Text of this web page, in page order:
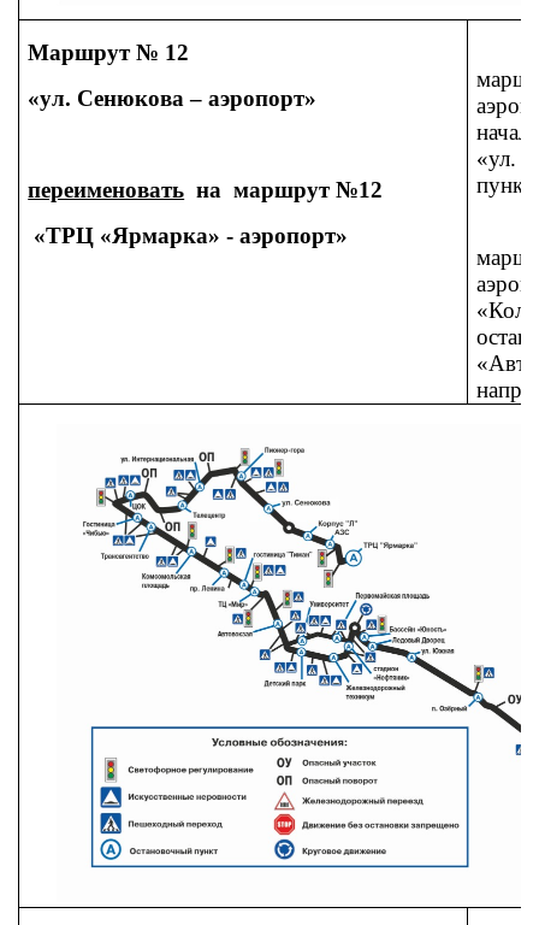
Маршрут № 12
«ул. Сенюкова – аэропорт»
переименовать на маршрут №12
«ТРЦ «Ярмарка» - аэропорт»
«ул.